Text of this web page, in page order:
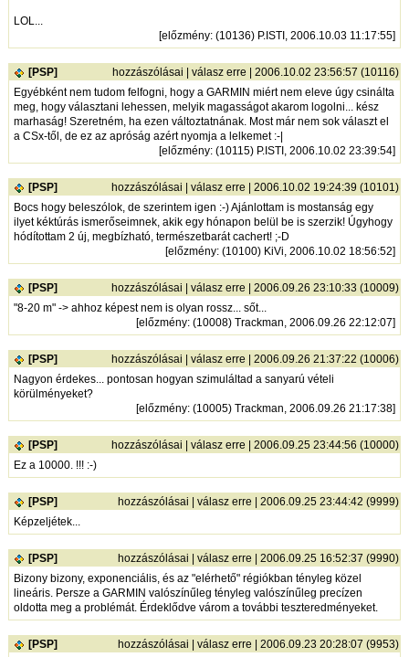
LOL...
[előzmény: (10136) P.ISTI, 2006.10.03 11:17:55]
[PSP] hozzászólásai |válasz erre | 2006.10.02 23:56:57 (10116)
Egyébként nem tudom felfogni, hogy a GARMIN miért nem eleve úgy csinálta
meg, hogy választani lehessen, melyik magasságot akarom logolni... kész
marhaság! Szeretném, ha ezen változtatnának. Most már nem sok választ el
a CSx-től, de ez az apróság azért nyomja a lelkemet :-|
[előzmény: (10115) P.ISTI, 2006.10.02 23:39:54]
[PSP] hozzászólásai |válasz erre | 2006.10.02 19:24:39 (10101)
Bocs hogy beleszólok, de szerintem igen :-) Ajánlottam is mostanság egy
ilyet kéktúrás ismerőseimnek, akik egy hónapon belül be is szerzik! Úgyhogy
hódítottam 2 új, megbízható, természetbarát cachert! ;-D
[előzmény: (10100) KiVi, 2006.10.02 18:56:52]
[PSP] hozzászólásai |válasz erre | 2006.09.26 23:10:33 (10009)
"8-20 m" -> ahhoz képest nem is olyan rossz... sőt...
[előzmény: (10008) Trackman, 2006.09.26 22:12:07]
[PSP] hozzászólásai |válasz erre | 2006.09.26 21:37:22 (10006)
Nagyon érdekes... pontosan hogyan szimuláltad a sanyarú vételi
körülményeket?
[előzmény: (10005) Trackman, 2006.09.26 21:17:38]
[PSP] hozzászólásai |válasz erre | 2006.09.25 23:44:56 (10000)
Ez a 10000. !!! :-)
[PSP] hozzászólásai |válasz erre | 2006.09.25 23:44:42 (9999)
Képzeljétek...
[PSP] hozzászólásai |válasz erre | 2006.09.25 16:52:37 (9990)
Bizony bizony, exponenciális, és az "elérhető" régiókban tényleg közel
lineáris. Persze a GARMIN valószínűleg tényleg valószínűleg precízen
oldotta meg a problémát. Érdeklődve várom a további teszteredményeket.
[PSP] hozzászólásai |válasz erre | 2006.09.23 20:28:07 (9953)